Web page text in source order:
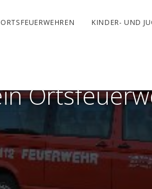
ORTSFEUERWEHREN KINDER- UND